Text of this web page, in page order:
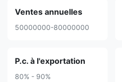
Ventes annuelles
50000000-80000000
P.c. à l'exportation
80% - 90%